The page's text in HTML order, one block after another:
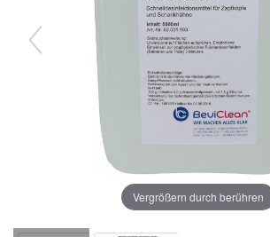
Vergrößern durch berühren